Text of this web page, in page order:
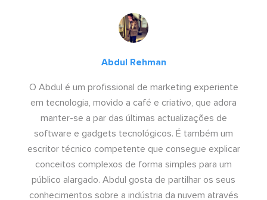
Abdul Rehman
O Abdul é um profissional de marketing experiente
em tecnologia, movido a café e criativo, que adora
manter-se a par das últimas actualizações de
software e gadgets tecnológicos. É também um
escritor técnico competente que consegue explicar
conceitos complexos de forma simples para um
público alargado. Abdul gosta de partilhar os seus
conhecimentos sobre a indústria da nuvem através